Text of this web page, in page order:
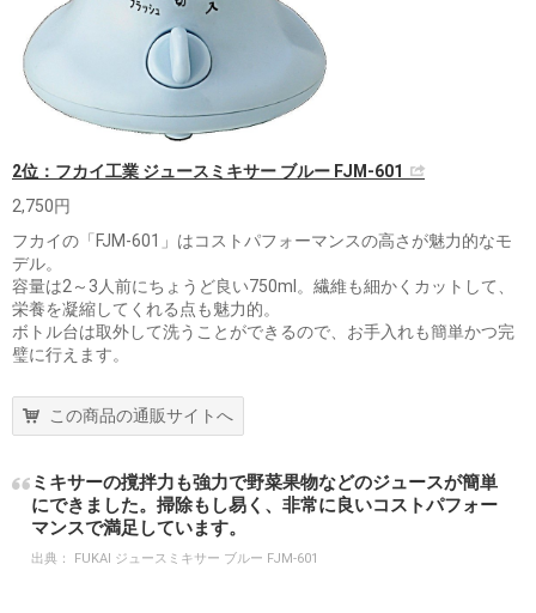
2位：フカイ工業 ジュースミキサー ブルー FJM-601
2,750円
フカイの「FJM-601」はコストパフォーマンスの高さが魅力的なモ
デル。
容量は2～3人前にちょうど良い750ml。繊維も細かくカットして、
栄養を凝縮してくれる点も魅力的。
ボトル台は取外して洗うことができるので、お手入れも簡単かつ完
璧に行えます。
この商品の通販サイトへ
ミキサーの撹拌力も強力で野菜果物などのジュースが簡単
にできました。掃除もし易く、非常に良いコストパフォー
マンスで満足しています。
出典： FUKAI ジュースミキサー ブルー FJM-601